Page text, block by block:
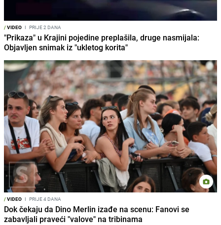
/VIDEO I PRIJE 2 DANA
"Prikaza" u Krajini pojedine preplašila, druge nasmijala:
Objavljen snimak iz "ukletog korita"
/VIDEO I PRIJE 4 DANA
Dok čekaju da Dino Merlin izađe na scenu: Fanovi se
zabavljali praveći "valove" na tribinama